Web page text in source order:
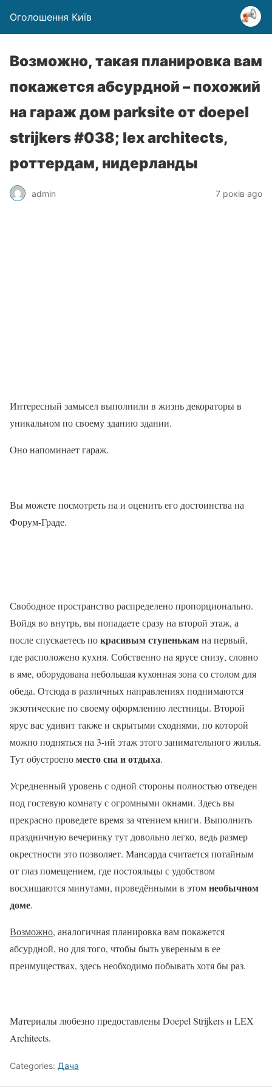
Оголошення Київ
Возможно, такая планировка вам
покажется абсурдной – похожий
на гараж дом parksite от doepel
strijkers #038; lex architects,
роттердам, нидерланды
admin 7 років ago
Интересный замысел выполнили в жизнь декораторы в
уникальном по своему зданию здании.
Оно напоминает гараж.
Вы можете посмотреть на и оценить его достоинства на
Форум-Граде.
Свободное пространство распределено пропорционально.
Войдя во внутрь, вы попадаете сразу на второй этаж, а
после спускаетесь покрасивым ступенькамна первый,
где расположено кухня. Собственно на ярусе снизу, словно
в яме, оборудована небольшая кухонная зона со столом для
обеда. Отсюда в различных направлениях поднимаются
экзотические по своему оформлению лестницы. Второй
ярус вас удивит также и скрытыми сходнями, по которой
можно подняться на 3-ий этаж этого занимательного жилья.
Тут обустроеноместо сна и отдыха.
Усредненный уровень с одной стороны полностью отведен
под гостевую комнату с огромными окнами. Здесь вы
прекрасно проведете время за чтением книги. Выполнить
праздничную вечеринку тут довольно легко, ведь размер
окрестности это позволяет. Мансарда считается потайным
от глаз помещением, где постояльцы с удобством
восхищаются минутами, проведёнными в этомнеобычном
доме.
Возможно, аналогичная планировка вам покажется
абсурдной, но для того, чтобы быть увереным в ее
преимуществах, здесь необходимо побывать хотя бы раз.
Материалы любезно предоставлены Doepel Strijkers и LEX
Architects.
Categories: Дача